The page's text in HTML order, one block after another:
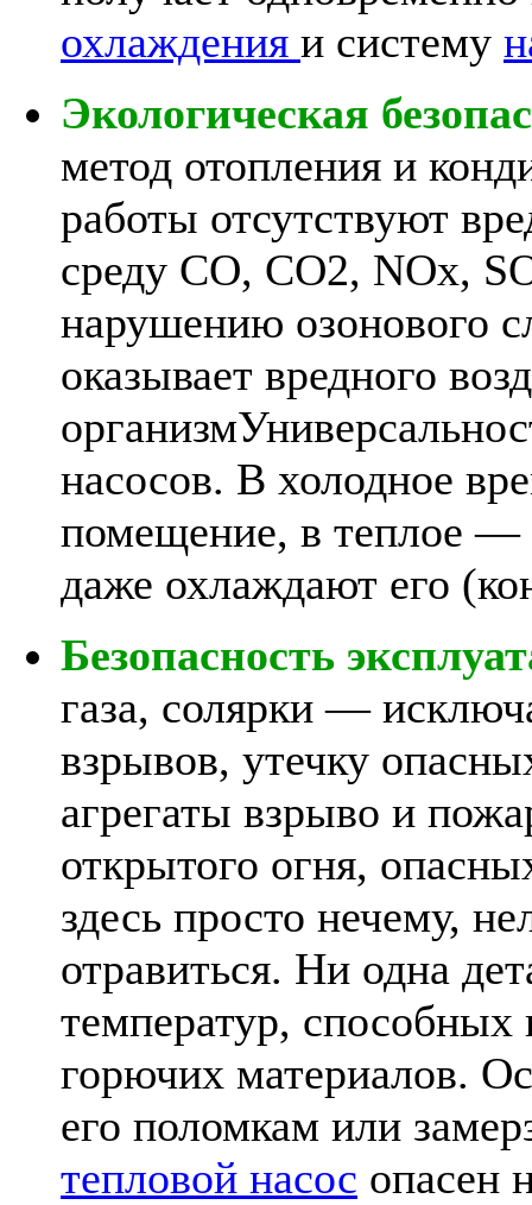
охлаждения и систему
Экологическая
метод отопления и
работы отсутствуют
среду CO, СO2, NOх,
нарушению озонового
оказывает вредного
насосов. В холодное
помещение, в теплое —
даже охлаждают его
Безопасность
газа, солярки —
взрывов, утечку
агрегаты взрыво и
открытого огня,
здесь просто нечему,
отравиться. Ни одна
температур, способных
горючих материалов.
его поломкам или
тепловой насос опасен